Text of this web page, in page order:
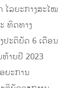
ໄລຍະກາງສະໄໝ
ທິດທາງ
ະຕິບັດ 6 ເດືອນ
າຍປີ 2023
ຍະການ